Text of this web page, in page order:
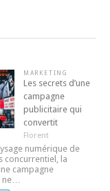
MARKETING
Les secrets d’une
campagne
publicitaire qui
convertit
Florent
numérique de
concurrentiel, la
campagne
ne…